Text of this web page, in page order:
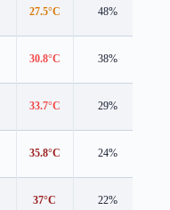
27.5°C 48%
30.8°C 38%
33.7°C 29%
35.8°C 24%
37°C 22%